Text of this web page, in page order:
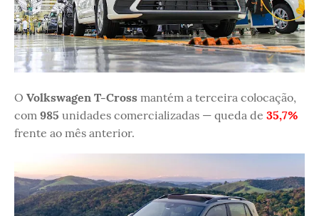
O Volkswagen T-Cross mantém a terceira colocação,
com 985 unidades comercializadas — queda de 35,7%
frente ao mês anterior.